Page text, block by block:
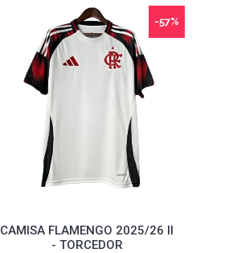
-57%
CAMISA FLAMENGO 2025/26 II
- TORCEDOR